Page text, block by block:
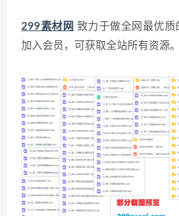
299素材网 致力于做全网最优质
加入会员，可获取全站所有资源。